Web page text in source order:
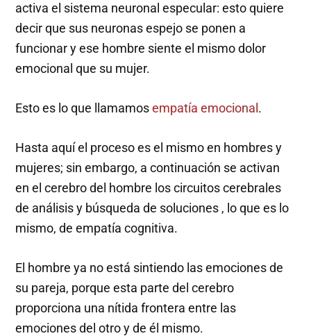
activa el sistema neuronal especular: esto quiere
decir que sus neuronas espejo se ponen a
funcionar y ese hombre siente el mismo dolor
emocional que su mujer.
Esto es lo que llamamosempatía emocional .
Hasta aquí el proceso es el mismo en hombres y
mujeres; sin embargo, a continuación se activan
en el cerebro del hombre los circuitos cerebrales
de análisis y búsqueda de soluciones , lo que es lo
mismo, de empatía cognitiva.
El hombre ya no está sintiendo las emociones de
su pareja, porque esta parte del cerebro
proporciona una nítida frontera entre las
emociones del otro y de él mismo.